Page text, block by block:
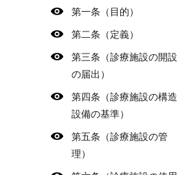
第一条（目的）
第二条（定義）
第三条（診療施設の開設
の届出）
第四条（診療施設の構造
設備の基準）
第五条（診療施設の管
理）